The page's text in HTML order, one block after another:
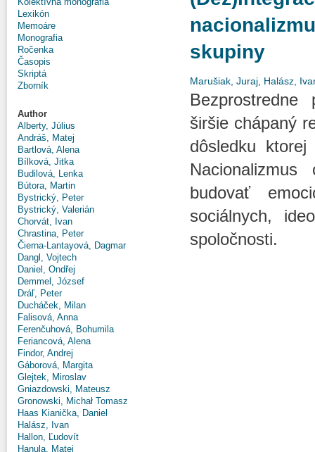
Lexikón
Memoáre
Monografia
Ročenka
Časopis
Skriptá
Zborník
Author
Alberty, Július
Andráš, Matej
Bartlová, Alena
Bílková, Jitka
Budilová, Lenka
Bútora, Martin
Bystrický, Peter
Bystrický, Valerián
Chorvát, Ivan
Chrastina, Peter
Čierna-Lantayová, Dagmar
Dangl, Vojtech
Daniel, Ondřej
Demmel, József
Dráľ, Peter
Ducháček, Milan
Falisová, Anna
Ferenčuhová, Bohumila
Feriancová, Alena
Findor, Andrej
Gáborová, Margita
Glejtek, Miroslav
Gniazdowski, Mateusz
Gronowski, Michał Tomasz
Haas Kianička, Daniel
Halász, Ivan
Hallon, Ľudovít
Hanula, Matej
skupiny
Marušiak, Juraj Halász,
širšie chápaný
dôsledku
budovať
sociálnych,
spoločnosti.